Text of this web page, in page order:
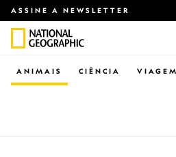
ASSINE A NEWSLETTER
CIÊNCIA VIAGEM
ANIMAIS